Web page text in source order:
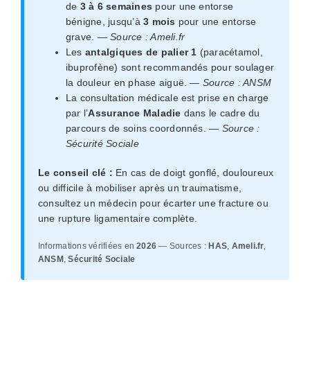
de 3 à 6 semaines pour une entorse
bénigne, jusqu’à3 mois pour une entorse
grave. —Source : Ameli.fr
Les antalgiques de palier 1 (paracétamol,
ibuprofène) sont recommandés pour soulager
la douleur en phase aiguë. — Source : ANSM
La consultation médicale est prise en charge
par l’Assurance Maladie dans le cadre du
parcours de soins coordonnés. — Source :
Sécurité Sociale
Le conseil clé : En cas de doigt gonflé, douloureux
ou difficile à mobiliser après un traumatisme,
consultez un médecin pour écarter une fracture ou
une rupture ligamentaire complète.
Informations vérifiées en2026 — Sources : HAS, Ameli.fr,
ANSM ,Sécurité Sociale